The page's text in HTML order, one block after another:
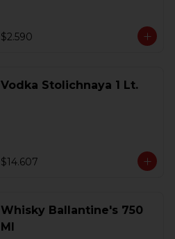
$2.590
Vodka Stolichnaya 1 Lt.
$14.607
Whisky Ballantine's 750
Ml